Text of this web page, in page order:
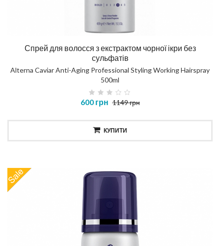
Спрей для волосся з екстрактом чорної ікри без
сульфатів
Alterna Caviar Anti-Aging Professional Styling Working Hairspray
500ml
600 грн 1149 грн
КУПИТИ